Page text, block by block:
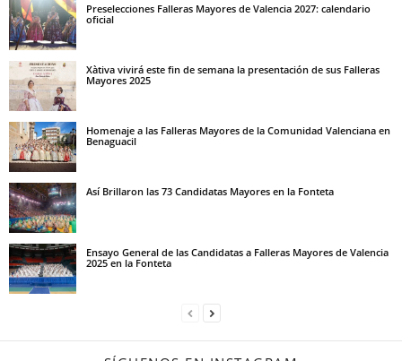
Preselecciones Falleras Mayores de Valencia 2027: calendario
oficial
Xàtiva vivirá este fin de semana la presentación de sus Falleras
Mayores 2025
Homenaje a las Falleras Mayores de la Comunidad Valenciana en
Benaguacil
Así Brillaron las 73 Candidatas Mayores en la Fonteta
Ensayo General de las Candidatas a Falleras Mayores de Valencia
2025 en la Fonteta